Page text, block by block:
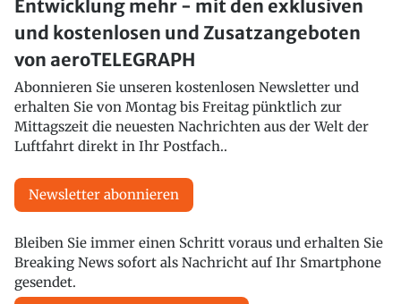
Entwicklung mehr - mit den exklusiven
und kostenlosen und Zusatzangeboten
von aeroTELEGRAPH
Abonnieren Sie unseren kostenlosen Newsletter und
erhalten Sie von Montag bis Freitag pünktlich zur
Mittagszeit die neuesten Nachrichten aus der Welt der
Luftfahrt direkt in Ihr Postfach..
Newsletter abonnieren
Bleiben Sie immer einen Schritt voraus und erhalten Sie
Breaking News sofort als Nachricht auf Ihr Smartphone
gesendet.